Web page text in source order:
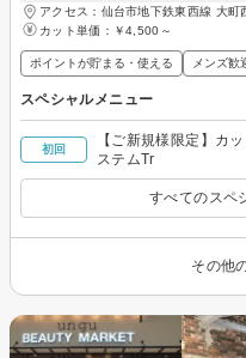
アクセス：仙台市地下鉄東西線 大町
カット単価： ￥4,500～
ポイントが貯まる・使える メンズ歓
スペシャルメニュー
初回
【ご新規様限定】カ
ステムTr
すべてのスペ
その他